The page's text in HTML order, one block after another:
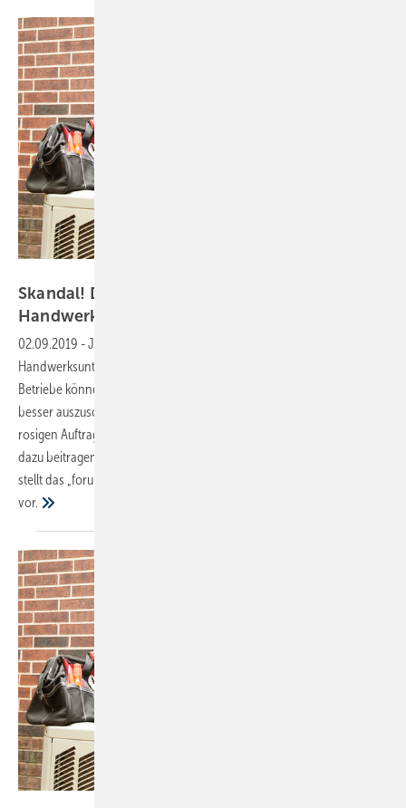
Skandal! Digitalisierung macht
Handwerksbetriebe
02.09.2019 -Jetzt anmelden!
Handwerksunternehmen besser – unabhängig von seiner Größe.
Betriebe können sich effizienter aufstellen, um ihr Leistungsvermögen
besser auszuschöpfen. Angesichts fehlender Fachkräfte und einer
rosigen Auftragslage ist das ein lohnenswertes Ziel. Welche Faktoren
dazu beitragen, eine Wertschöpfung in größerem Maßstab zu erzielen,
stellt das „forum handwerk digital 2019“ am 7. November in Stuttgart
vor.